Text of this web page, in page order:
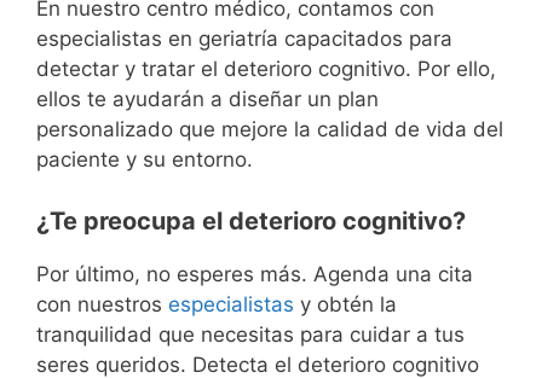
En nuestro centro médico, contamos con
especialistas en geriatría capacitados para
detectar y tratar el deterioro cognitivo. Por ello,
ellos te ayudarán a diseñar un plan
personalizado que mejore la calidad de vida del
paciente y su entorno.
¿Te preocupa el deterioro cognitivo?
Por último, no esperes más. Agenda una cita
con nuestros especialistas y obtén la
tranquilidad que necesitas para cuidar a tus
seres queridos. Detecta el deterioro cognitivo